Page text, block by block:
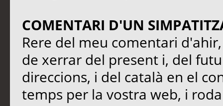
COMENTARI D'UN
Rere del meu comentari
de xerrar del present i, del
direccions, i del català en el
temps per la vostra web, i